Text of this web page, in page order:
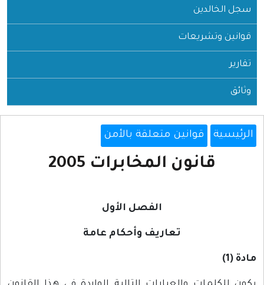
سجل الخالدين
قوانين وتشريعات
تقارير
وثائق
الرئيسية قوانين متعلقة بالأمن
قانون المخابرات 2005
الفصل الأول
تعاريف وأحكام عامة
مادة (1)